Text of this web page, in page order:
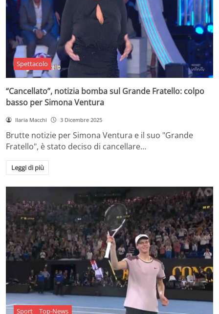
Spettacolo
“Cancellato”, notizia bomba sul Grande Fratello: colpo
basso per Simona Ventura
Ilaria Macchi 3 Dicembre 2025
Brutte notizie per Simona Ventura e il suo "Grande
Fratello", è stato deciso di cancellare…
Leggi di più
Sport Top-News